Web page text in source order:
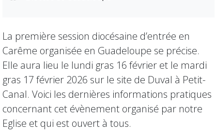
La première session diocésaine d’entrée en
Carême organisée en Guadeloupe se précise.
Elle aura lieu le lundi gras 16 février et le mardi
gras 17 février 2026 sur le site de Duval à Petit-
Canal. Voici les dernières informations pratiques
concernant cet évènement organisé par notre
Eglise et qui est ouvert à tous.